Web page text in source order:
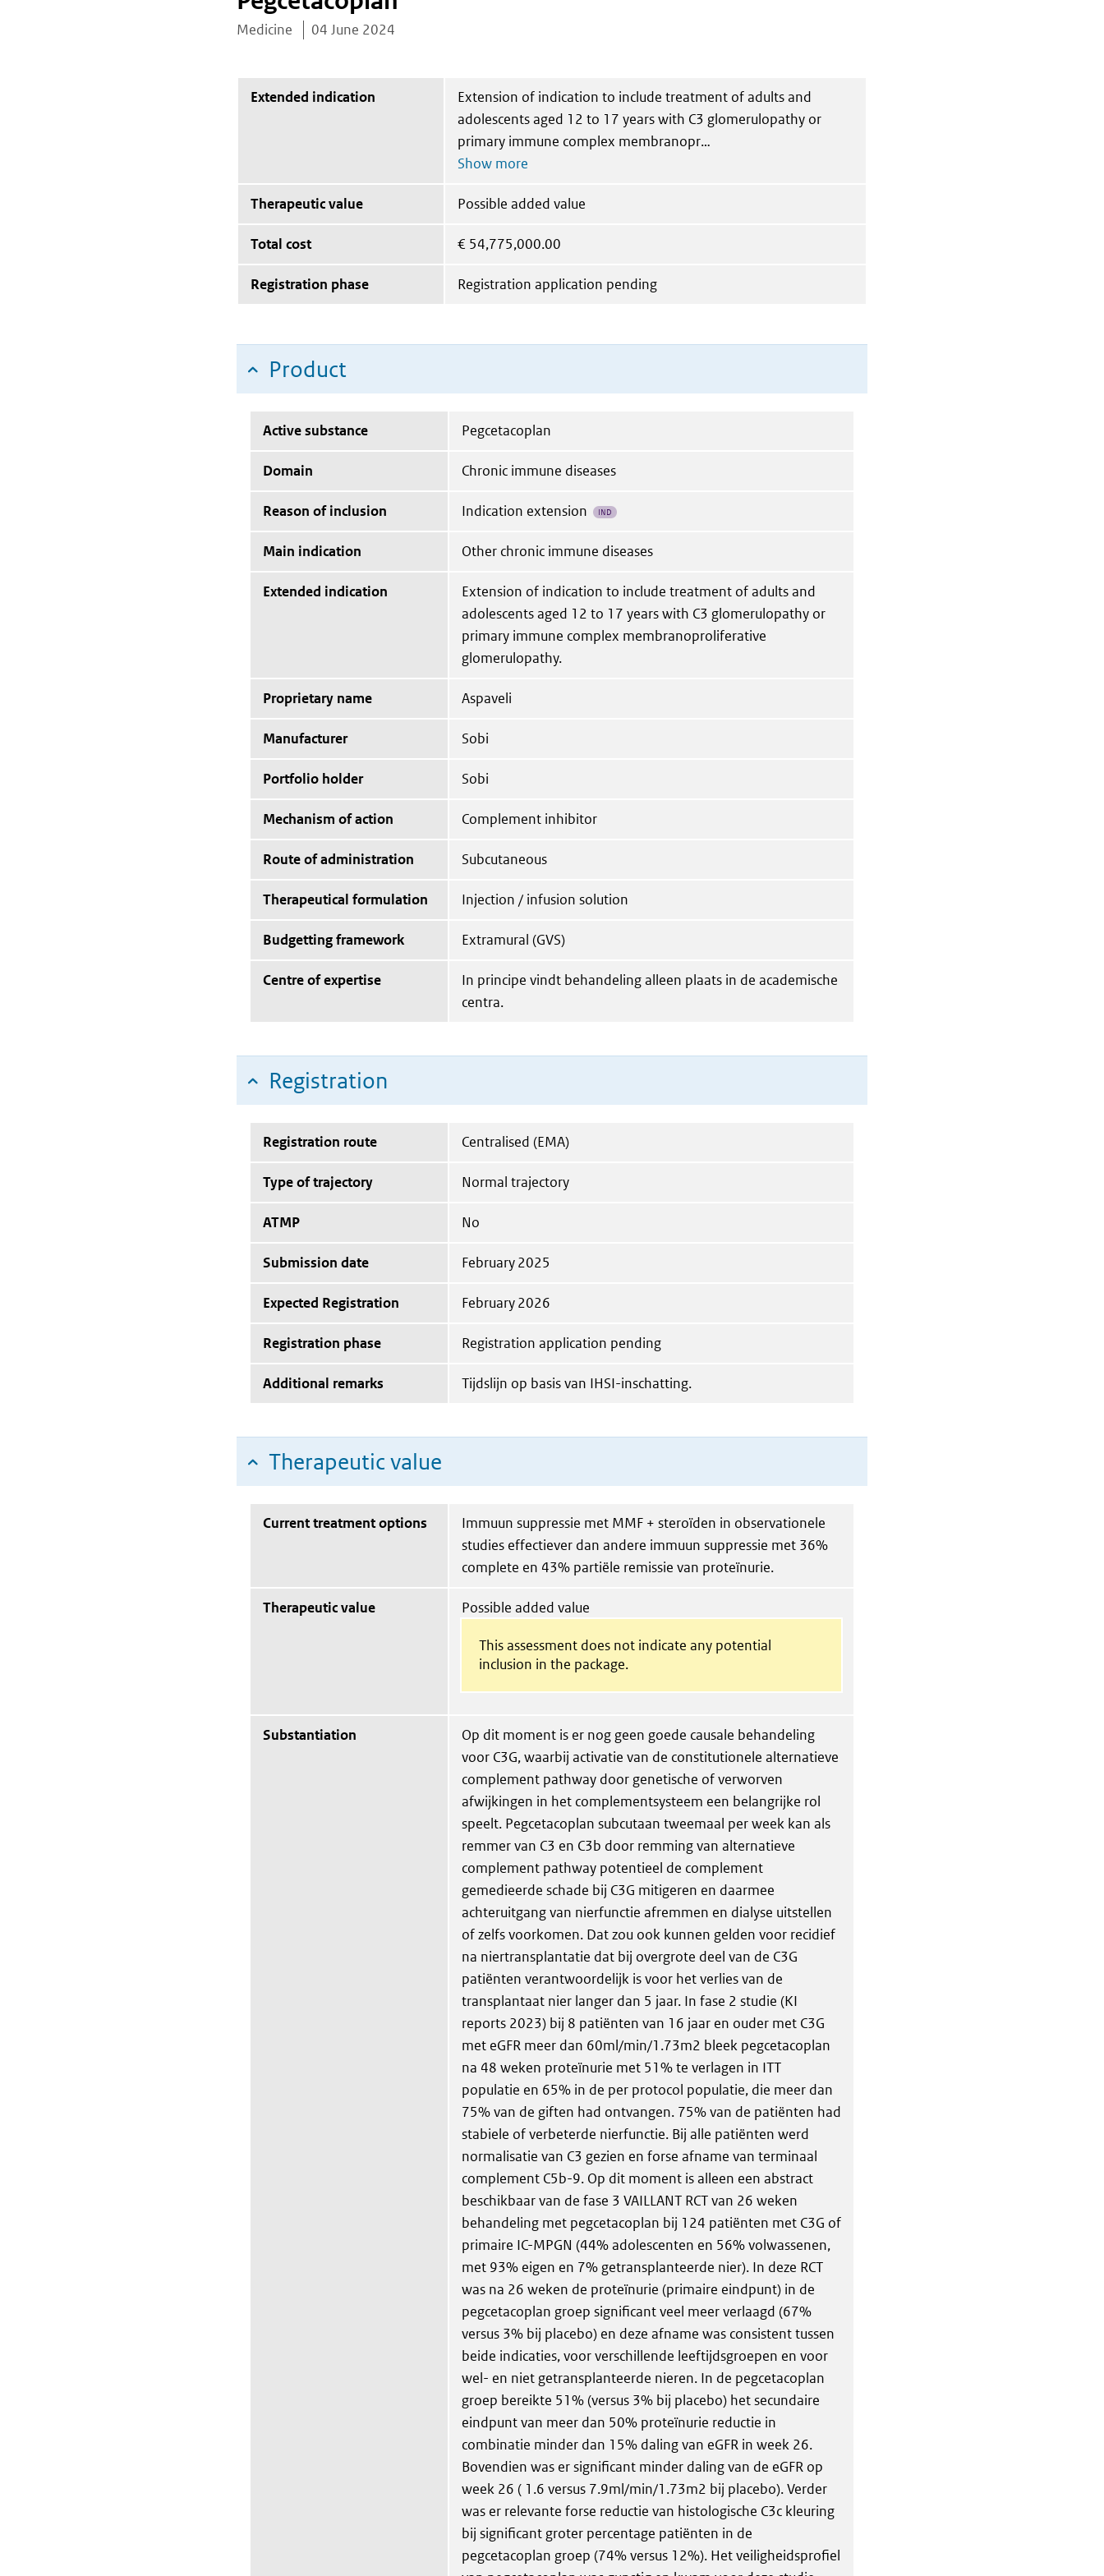
Medicine 04 June 2024
Extended indication
Extension of indication to include treatment of adults and
adolescents aged 12 to 17 years with C3 glomerulopathy or
primary immune complex membranopr
Therapeutic value Possible added value
Total cost € 54,775,000.00
Registration phase Registration application pending
Product
Active substance Pegcetacoplan
Domain Chronic immune diseases
Reason of inclusion Indication extension IND
Main indication Other chronic immune diseases
Extended indication
Extension of indication to include treatment of adults and
adolescents aged 12 to 17 years with C3 glomerulopathy or
primary immune complex membranoproliferative
glomerulopathy.
Proprietary name Aspaveli
Manufacturer Sobi
Portfolio holder Sobi
Mechanism of action Complement inhibitor
Route of administration Subcutaneous
Therapeutical formulation Injection / infusion solution
Budgetting framework Extramural (GVS)
Centre of expertise
In principe vindt behandeling alleen plaats in de academische
centra.
Registration
Registration route Centralised (EMA)
Type of trajectory Normal trajectory
ATMP No
Submission date February 2025
Expected Registration February 2026
Registration phase Registration application pending
Additional remarks Tijdslijn op basis van IHSI-inschatting.
Therapeutic value
Current treatment options
Immuun suppressie met MMF + steroïden in observationele
studies effectiever dan andere immuun suppressie met 36%
complete en 43% partiële remissie van proteïnurie.
Therapeutic value Possible added value
This assessment does not indicate any potential
inclusion in the package.
Substantiation
Op dit moment is er nog geen goede causale behandeling
voor C3G, waarbij activatie van de constitutionele alternatieve
complement pathway door genetische of verworven
afwijkingen in het complementsysteem een belangrijke rol
speelt. Pegcetacoplan subcutaan tweemaal per week kan als
remmer van C3 en C3b door remming van alternatieve
complement pathway potentieel de complement
gemedieerde schade bij C3G mitigeren en daarmee
achteruitgang van nierfunctie afremmen en dialyse uitstellen
of zelfs voorkomen. Dat zou ook kunnen gelden voor recidief
na niertransplantatie dat bij overgrote deel van de C3G
patiënten verantwoordelijk is voor het verlies van de
transplantaat nier langer dan 5 jaar. In fase 2 studie (KI
reports 2023) bij 8 patiënten van 16 jaar en ouder met C3G
met eGFR meer dan 60ml/min/1.73m2 bleek pegcetacoplan
na 48 weken proteïnurie met 51% te verlagen in ITT
populatie en 65% in de per protocol populatie, die meer dan
75% van de giften had ontvangen. 75% van de patiënten had
stabiele of verbeterde nierfunctie. Bij alle patiënten werd
normalisatie van C3 gezien en forse afname van terminaal
complement C5b-9. Op dit moment is alleen een abstract
beschikbaar van de fase 3 VAILLANT RCT van 26 weken
behandeling met pegcetacoplan bij 124 patiënten met C3G of
primaire IC-MPGN (44% adolescenten en 56% volwassenen,
met 93% eigen en 7% getransplanteerde nier). In deze RCT
was na 26 weken de proteïnurie (primaire eindpunt) in de
pegcetacoplan groep significant veel meer verlaagd (67%
versus 3% bij placebo) en deze afname was consistent tussen
beide indicaties, voor verschillende leeftijdsgroepen en voor
wel- en niet getransplanteerde nieren. In de pegcetacoplan
groep bereikte 51% (versus 3% bij placebo) het secundaire
eindpunt van meer dan 50% proteïnurie reductie in
combinatie minder dan 15% daling van eGFR in week 26.
Bovendien was er significant minder daling van de eGFR op
week 26 ( 1.6 versus 7.9ml/min/1.73m2 bij placebo). Verder
was er relevante forse reductie van histologische C3c kleuring
bij significant groter percentage patiënten in de
pegcetacoplan groep (74% versus 12%). Het veiligheidsprofiel